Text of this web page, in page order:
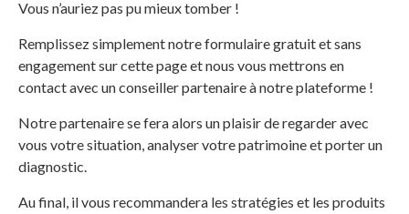
Vous n’auriez pas pu mieux tomber !
Remplissez simplement notre formulaire gratuit et sans
engagement sur cette page et nous vous mettrons en
contact avec un conseiller partenaire à notre plateforme !
Notre partenaire se fera alors un plaisir de regarder avec
vous votre situation, analyser votre patrimoine et porter un
diagnostic.
Au final, il vous recommandera les stratégies et les produits